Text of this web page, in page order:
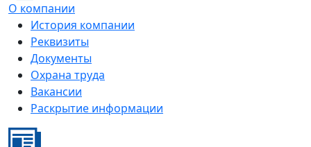
О компании
История компании
Реквизиты
Документы
Охрана труда
Вакансии
Раскрытие информации